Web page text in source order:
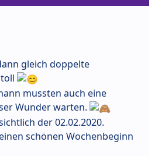
gleich doppelte
mussten auch eine
Wunder warten.
der 02.02.2020.
schönen Wochenbeginn